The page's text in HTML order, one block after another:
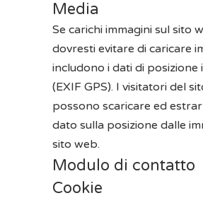
Media
Se carichi immagini sul sito
dovresti evitare di caricare
includono i dati di
(EXIF GPS). I visitatori del
possono scaricare ed
dato sulla posizione dalle
sito web.
Modulo di contatto
Cookie